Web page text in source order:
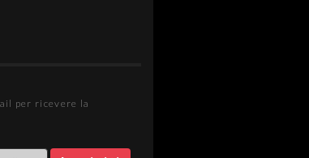
per ricevere la